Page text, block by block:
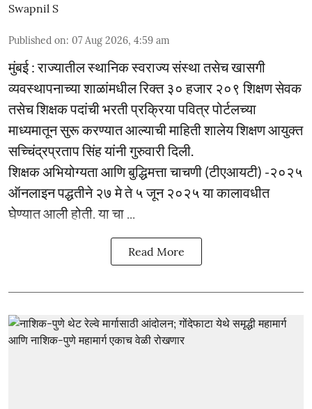
Swapnil S
Published on: 07 Aug 2026, 4:59 am
मुंबई : राज्यातील स्थानिक स्वराज्य संस्था तसेच खासगी
व्यवस्थापनाच्या शाळांमधील रिक्त ३० हजार २०९ शिक्षण सेवक
तसेच शिक्षक पदांची भरती प्रक्रिया पवित्र पोर्टलच्या
माध्यमातून सुरू करण्यात आल्याची माहिती शालेय शिक्षण आयुक्त
सच्चिंद्रप्रताप सिंह यांनी गुरुवारी दिली.
शिक्षक अभियोग्यता आणि बुद्धिमत्ता चाचणी (टीएआयटी) -२०२५
ऑनलाइन पद्धतीने २७ मे ते ५ जून २०२५ या कालावधीत
घेण्यात आली होती. या चा ...
Read More